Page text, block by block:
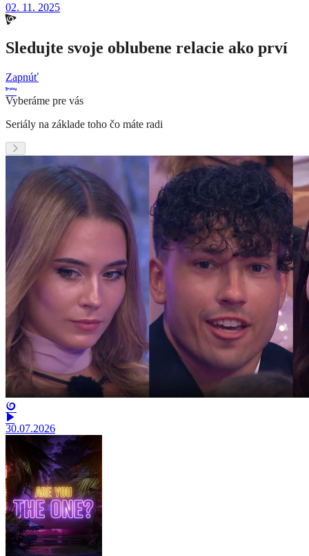
02. 11. 2025
Sledujte svoje oblubene relacie ako prví
Zapnúť
Vyberáme pre vás
Seriály na základe toho čo máte radi
30.07.2026